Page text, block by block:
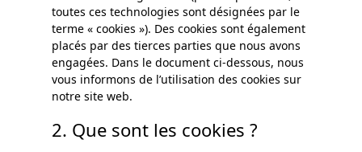
toutes ces technologies sont désignées par le
terme « cookies »). Des cookies sont également
placés par des tierces parties que nous avons
engagées. Dans le document ci-dessous, nous
vous informons de l’utilisation des cookies sur
notre site web.
2. Que sont les cookies ?